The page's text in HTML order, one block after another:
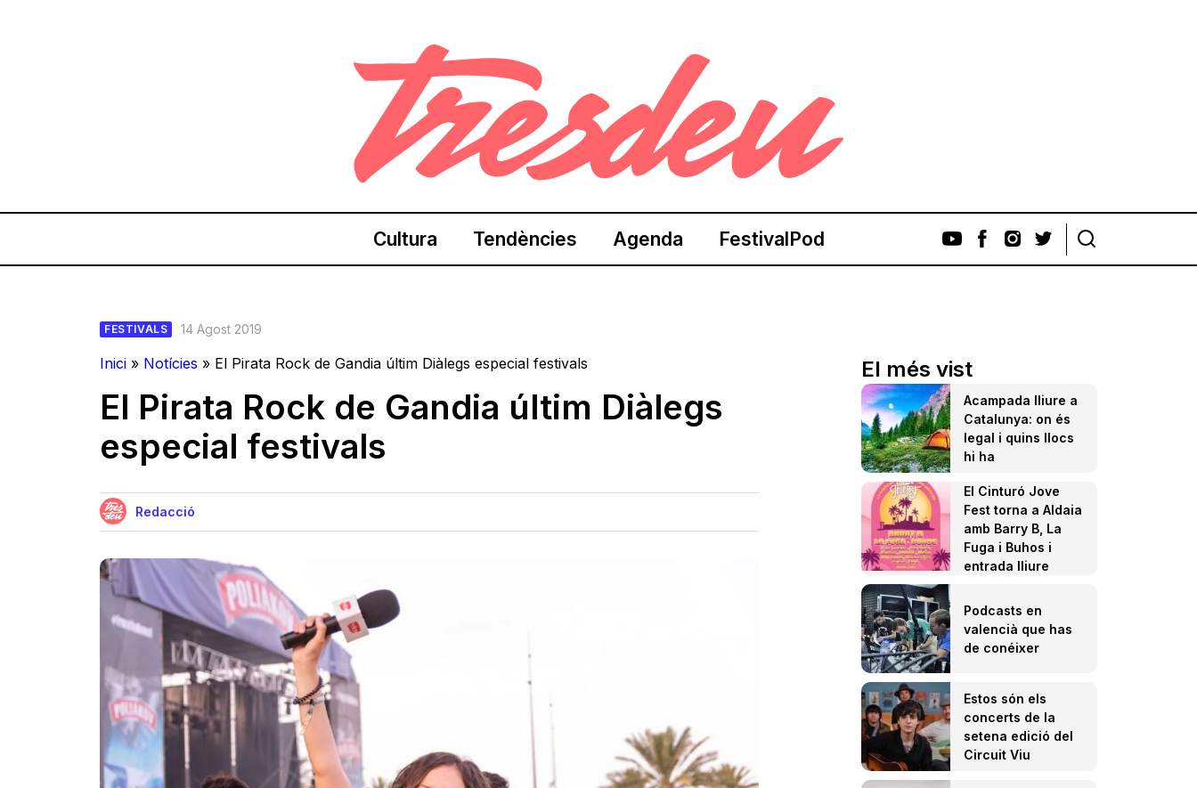
Cultura Tendències Agenda FestivalPod
FESTIVALS 14 Agost 2019
Inici » Notícies » El Pirata Rock de Gandia últim Diàlegs especial festivals
El Pirata Rock de Gandia últim Diàlegs
especial festivals
Redacció
El més vist
Acampada lliure a
Catalunya: on és
legal i quins llocs
hi ha
El Cinturó Jove
Fest torna a Aldaia
amb Barry B, La
Fuga i Buhos i
entrada lliure
Podcasts en
valencià que has
de conéixer
Estos són els
concerts de la
setena edició del
Circuit Viu